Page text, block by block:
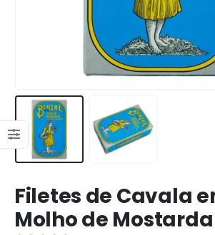
Filetes de Cavala
Molho de Mostarda